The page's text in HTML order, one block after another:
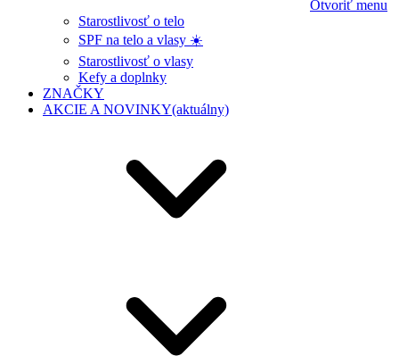
Otvoriť menu
Starostlivosť o telo
SPF na telo a vlasy ☀️
Starostlivosť o vlasy
Kefy a doplnky
ZNAČKY
AKCIE A NOVINKY(aktuálny)